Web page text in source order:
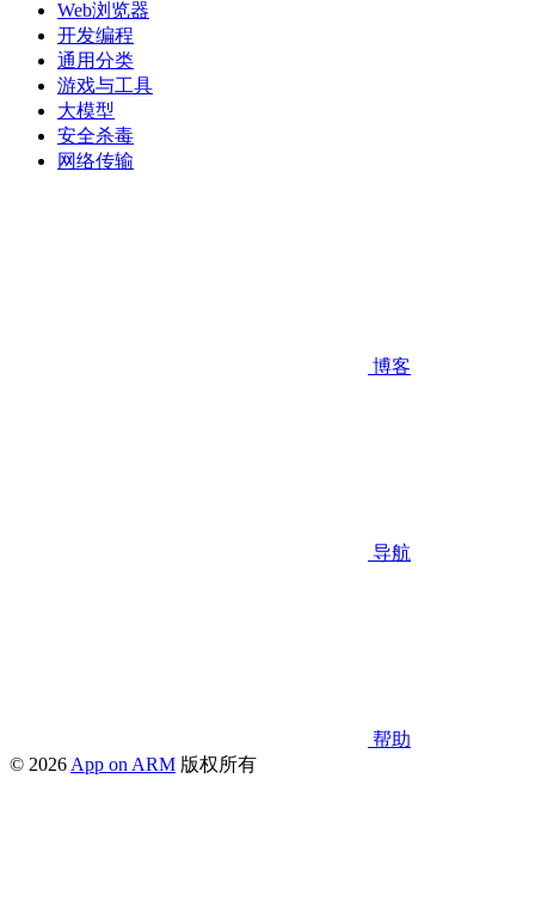
Web浏览器
开发编程
通用分类
游戏与工具
大模型
安全杀毒
网络传输
博客
导航
帮助
© 2026 App on ARM 版权所有